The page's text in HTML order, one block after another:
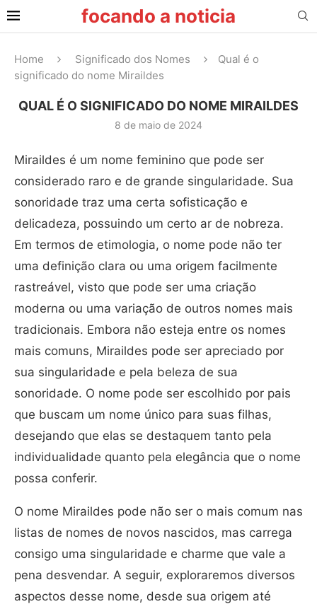
focando a noticia
Home Significado dos Nomes
Qual é o
significado do nome Miraildes
QUAL É O SIGNIFICADO DO NOME MIRAILDES
8 de maio de 2024
Miraildes é um nome feminino que pode ser
considerado raro e de grande singularidade. Sua
sonoridade traz uma certa sofisticação e
delicadeza, possuindo um certo ar de nobreza.
Em termos de etimologia, o nome pode não ter
uma definição clara ou uma origem facilmente
rastreável, visto que pode ser uma criação
moderna ou uma variação de outros nomes mais
tradicionais. Embora não esteja entre os nomes
mais comuns, Miraildes pode ser apreciado por
sua singularidade e pela beleza de sua
sonoridade. O nome pode ser escolhido por pais
que buscam um nome único para suas filhas,
desejando que elas se destaquem tanto pela
individualidade quanto pela elegância que o nome
possa conferir.
O nome Miraildes pode não ser o mais comum nas
listas de nomes de novos nascidos, mas carrega
consigo uma singularidade e charme que vale a
pena desvendar. A seguir, exploraremos diversos
aspectos desse nome, desde sua origem até